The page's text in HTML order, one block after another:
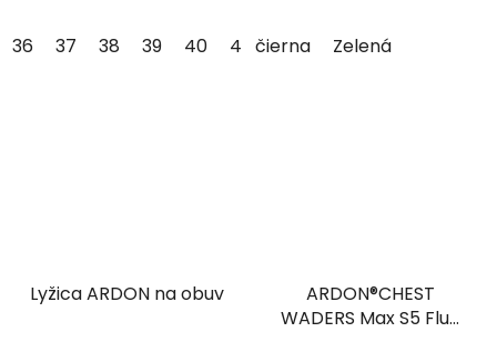
36 37 38 39 40 41 42 43 44
čierna Zelená
Lyžica ARDON na obuv
ARDON®CHEST
WADERS Max S5 Fluo